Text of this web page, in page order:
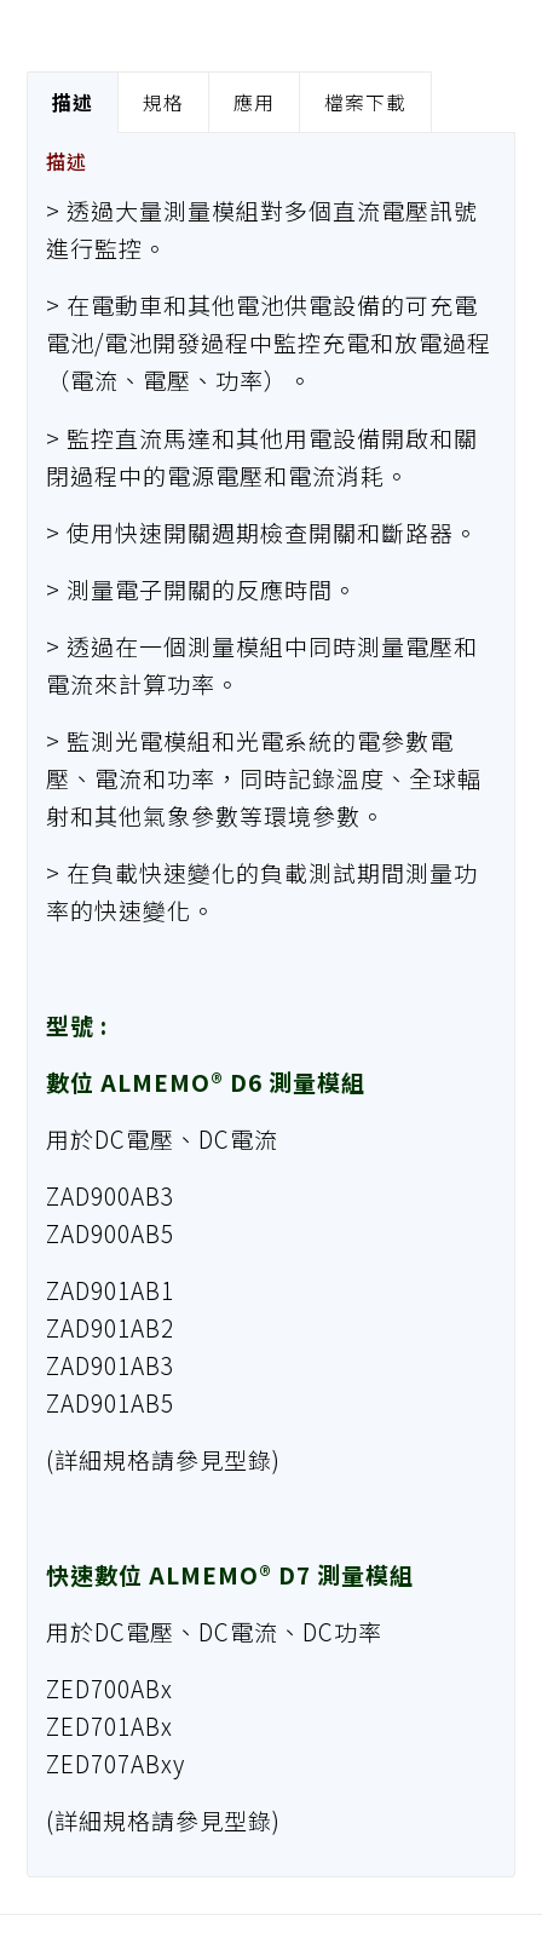
描述 規格 應用 檔案下載
描述
> 透過大量測量模組對多個直流電壓訊號
進行監控。
> 在電動車和其他電池供電設備的可充電
電池/電池開發過程中監控充電和放電過程
（電流、電壓、功率）。
> 監控直流馬達和其他用電設備開啟和關
閉過程中的電源電壓和電流消耗。
> 使用快速開關週期檢查開關和斷路器。
> 測量電子開關的反應時間。
> 透過在一個測量模組中同時測量電壓和
電流來計算功率。
> 監測光電模組和光電系統的電參數電
壓、電流和功率，同時記錄溫度、全球輻
射和其他氣象參數等環境參數。
> 在負載快速變化的負載測試期間測量功
率的快速變化。
型號 :
數位 ALMEMO® D6 測量模組
用於DC電壓、DC電流
ZAD900AB3
ZAD900AB5
ZAD901AB1
ZAD901AB2
ZAD901AB3
ZAD901AB5
(詳細規格請參見型錄)
快速數位 ALMEMO® D7 測量模組
用於DC電壓、DC電流、DC功率
ZED700ABx
ZED701ABx
ZED707ABxy
(詳細規格請參見型錄)